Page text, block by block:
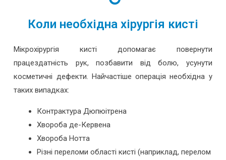
Коли необхідна хірургія кисті
Мікрохірургія кисті допомагає повернути
працездатність рук, позбавити від болю, усунути
косметичні дефекти. Найчастіше операція необхідна у
таких випадках:
Контрактура Дюпюітрена
Хвороба де-Кервена
Хвороба Нотта
Різні переломи області кисті (наприклад, перелом